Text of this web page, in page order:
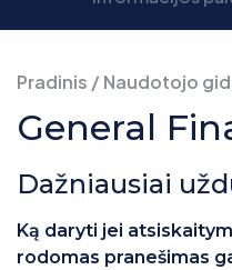
Pradinis /Naudotojo
General
Dažniausiai
Ką daryti jei
rodomas pranešimas